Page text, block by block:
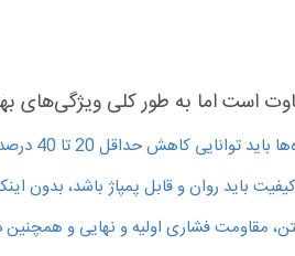
است اما به طور کلی ویژگی‌های
40 درصدی آب مخلوط را بدون افت کارایی یا مقاومت بتن داشته باشند.
باید روان و قابل پمپاژ باشد، بدون
مقاومت فشاری اولیه و نهایی و همچنین